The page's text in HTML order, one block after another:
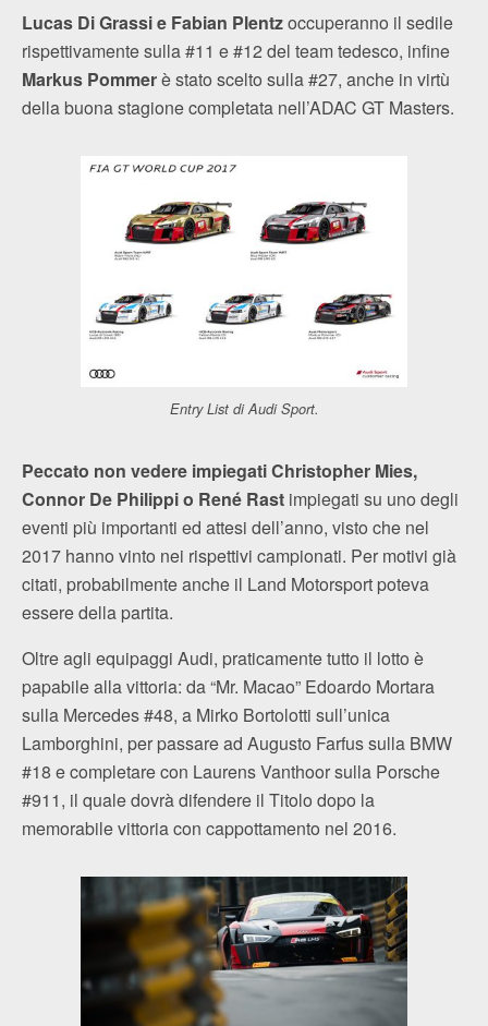
Lucas Di Grassi e Fabian Plentzoccuperanno il sedile
rispettivamente sulla #11 e #12 del team tedesco, infine
Markus Pommerè stato scelto sulla #27, anche in virtù
della buona stagione completata nell’ADAC GT Masters.
Entry List di Audi Sport.
Peccato non vedere impiegati Christopher Mies,
Connor De Philippi o René Rast impiegati su uno degli
eventi più importanti ed attesi dell’anno, visto che nel
2017 hanno vinto nei rispettivi campionati. Per motivi già
citati, probabilmente anche il Land Motorsport poteva
essere della partita.
Oltre agli equipaggi Audi, praticamente tutto il lotto è
papabile alla vittoria: da “Mr. Macao” Edoardo Mortara
sulla Mercedes #48, a Mirko Bortolotti sull’unica
Lamborghini, per passare ad Augusto Farfus sulla BMW
#18 e completare con Laurens Vanthoor sulla Porsche
#911, il quale dovrà difendere il Titolo dopo la
memorabile vittoria con cappottamento nel 2016.